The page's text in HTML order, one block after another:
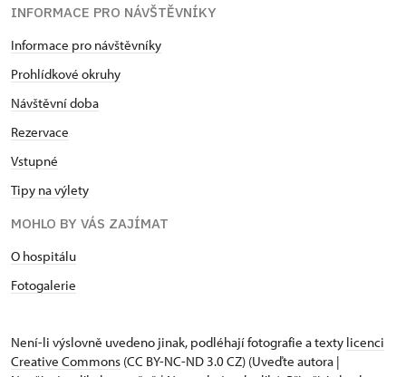
INFORMACE PRO NÁVŠTĚVNÍKY
Informace pro návštěvníky
Prohlídkové okruhy
Návštěvní doba
Rezervace
Vstupné
Tipy na výlety
MOHLO BY VÁS ZAJÍMAT
O hospitálu
Fotogalerie
Není-li výslovně uvedeno jinak, podléhají fotografie a texty licenci
Creative Commons (CC BY-NC-ND 3.0 CZ) (Uveďte autora |